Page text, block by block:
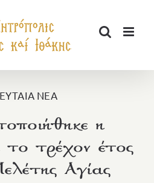
ΝΕΑ
η
το τρέχον έτος
Αγίας